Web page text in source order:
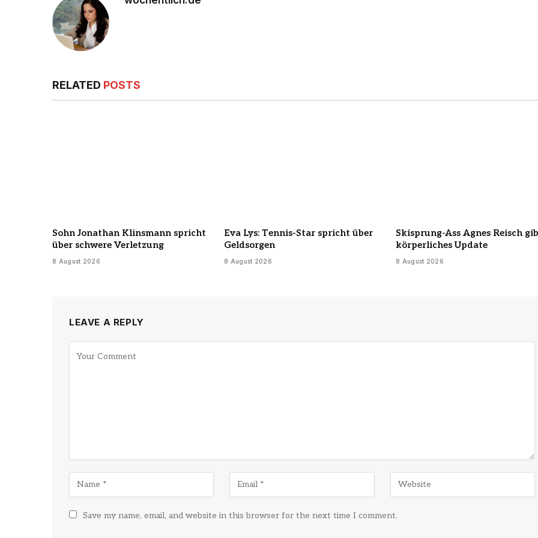
RELATED POSTS
Sohn Jonathan Klinsmann spricht
über schwere Verletzung
8 August 2026
Eva Lys: Tennis-Star spricht über
Geldsorgen
8 August 2026
Skisprung-Ass Agnes Reisch
körperliches Update
8 August 2026
LEAVE A REPLY
Save my name, email, and website in this browser for the next time I comment.